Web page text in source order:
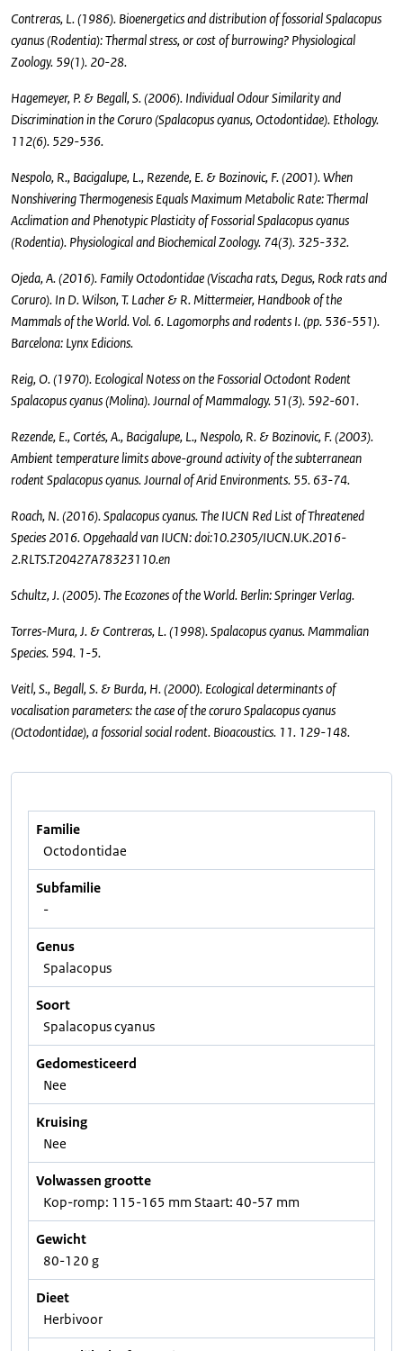
Contreras, L. (1986). Bioenergetics and distribution of fossorial Spalacopus
cyanus (Rodentia): Thermal stress, or cost of burrowing? Physiological
Zoology. 59(1). 20-28.
Hagemeyer, P. & Begall, S. (2006). Individual Odour Similarity and
Discrimination in the Coruro (Spalacopus cyanus, Octodontidae). Ethology.
112(6). 529-536.
Nespolo, R., Bacigalupe, L., Rezende, E. & Bozinovic, F. (2001). When
Nonshivering Thermogenesis Equals Maximum Metabolic Rate: Thermal
Acclimation and Phenotypic Plasticity of Fossorial Spalacopus cyanus
(Rodentia). Physiological and Biochemical Zoology. 74(3). 325-332.
Ojeda, A. (2016). Family Octodontidae (Viscacha rats, Degus, Rock rats and
Coruro). In D. Wilson, T. Lacher & R. Mittermeier, Handbook of the
Mammals of the World. Vol. 6. Lagomorphs and rodents I. (pp. 536-551).
Barcelona: Lynx Edicions.
Reig, O. (1970). Ecological Notess on the Fossorial Octodont Rodent
Spalacopus cyanus (Molina). Journal of Mammalogy. 51(3). 592-601.
Rezende, E., Cortés, A., Bacigalupe, L., Nespolo, R. & Bozinovic, F. (2003).
Ambient temperature limits above-ground activity of the subterranean
rodent Spalacopus cyanus. Journal of Arid Environments. 55. 63-74.
Roach, N. (2016). Spalacopus cyanus. The IUCN Red List of Threatened
Species 2016. Opgehaald van IUCN: doi:10.2305/IUCN.UK.2016-
2.RLTS.T20427A78323110.en
Schultz, J. (2005). The Ecozones of the World. Berlin: Springer Verlag.
Torres-Mura, J. & Contreras, L. (1998). Spalacopus cyanus. Mammalian
Species. 594. 1-5.
Veitl, S., Begall, S. & Burda, H. (2000). Ecological determinants of
vocalisation parameters: the case of the coruro Spalacopus cyanus
(Octodontidae), a fossorial social rodent. Bioacoustics. 11. 129-148.
Familie
Octodontidae
Subfamilie
-
Genus
Spalacopus
Soort
Spalacopus cyanus
Gedomesticeerd
Nee
Kruising
Nee
Volwassen grootte
Kop-romp: 115-165 mm Staart: 40-57 mm
Gewicht
80-120 g
Dieet
Herbivoor